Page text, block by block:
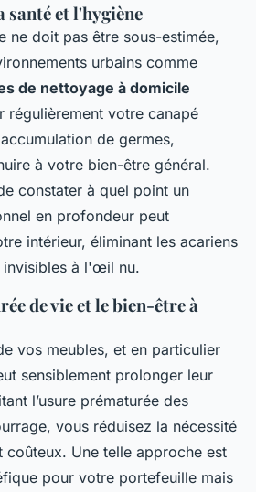
santé et l'hygiène
ne doit pas être sous-estimée,
urbains comme
de nettoyage à domicile
régulièrement votre canapé
de germes,
à votre bien-être général.
constater à quel point un
en profondeur peut
intérieur, éliminant les acariens
invisibles à l'œil nu.
de vie et le bien-être à
vos meubles, et en particulier
sensiblement prolonger leur
l’usure prématurée des
vous réduisez la nécessité
coûteux. Une telle approche est
pour votre portefeuille mais